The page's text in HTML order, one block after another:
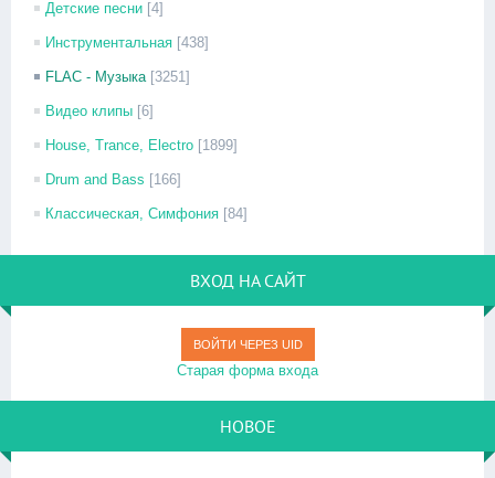
Детские песни [4]
Инструментальная [438]
FLAC - Музыка [3251]
Видео клипы [6]
House, Trance, Electro [1899]
Drum and Bass [166]
Классическая, Симфония [84]
ВХОД НА САЙТ
ВОЙТИ ЧЕРЕЗ UID
Старая форма входа
НОВОЕ